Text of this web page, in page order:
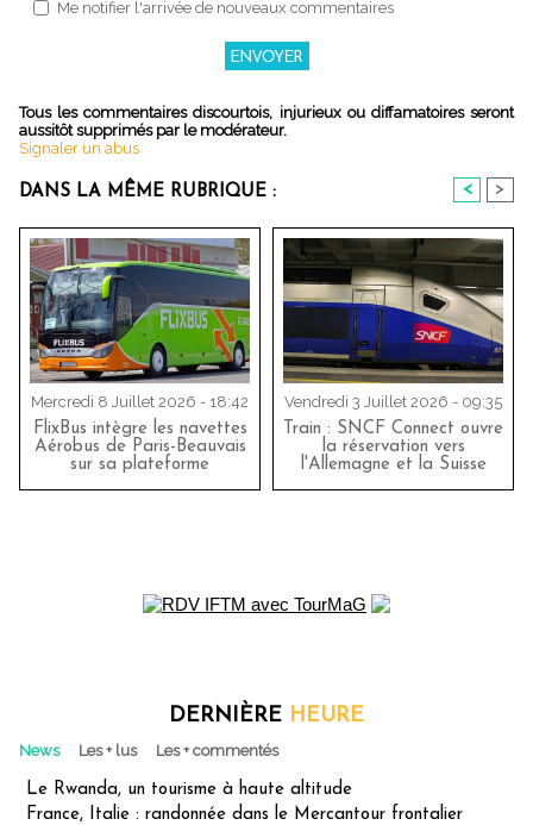
Me notifier l'arrivée de nouveaux commentaires
Tous les commentaires discourtois, injurieux ou diffamatoires seront
aussitôt supprimés par le modérateur.
Signaler un abus
DANS LA MÊME RUBRIQUE : < >
Mercredi 8 Juillet 2026 - 18:42
FlixBus intègre les navettes
Aérobus de Paris-Beauvais
sur sa plateforme
Vendredi 3 Juillet 2026 - 09:35
Train : SNCF Connect ouvre
la réservation vers
l'Allemagne et la Suisse
DERNIÈRE HEURE
News Les + lus Les + commentés
Le Rwanda, un tourisme à haute altitude
France, Italie : randonnée dans le Mercantour frontalier